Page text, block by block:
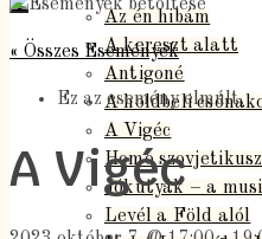
Az én hibám
A kereszt alatt
Antigoné
A holdbeli
A Vigéc
Homo szovjetikusz
Jókutyák – a
Levél a Föld alól
« Összes Események
Ez az esemény elmúlt.
A Vigéc